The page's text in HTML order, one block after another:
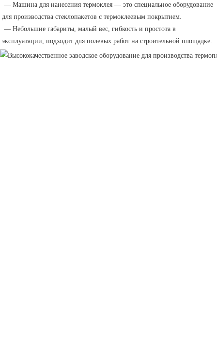
— Машина для нанесения термоклея — это специальное оборудование
для производства стеклопакетов с термоклеевым покрытием.
эксплуатации, подходит для полевых работ на строительной площадке.